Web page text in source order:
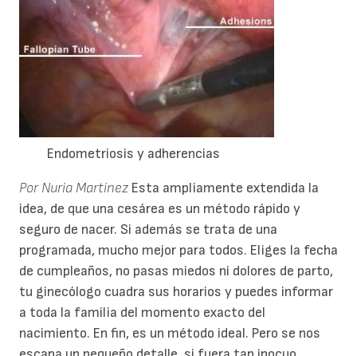
Endometriosis y adherencias
Por Nuria Martínez Esta ampliamente extendida la
idea, de que una cesárea es un método rápido y
seguro de nacer. Si además se trata de una
programada, mucho mejor para todos. Eliges la fecha
de cumpleaños, no pasas miedos ni dolores de parto,
tu ginecólogo cuadra sus horarios y puedes informar
a toda la familia del momento exacto del
nacimiento. En fin, es un método ideal. Pero se nos